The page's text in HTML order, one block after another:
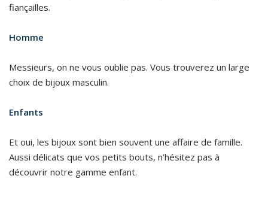
fiançailles.
Homme
Messieurs, on ne vous oublie pas. Vous trouverez un large
choix de bijoux masculin.
Enfants
Et oui, les bijoux sont bien souvent une affaire de famille.
Aussi délicats que vos petits bouts, n’hésitez pas à
découvrir notre gamme enfant.